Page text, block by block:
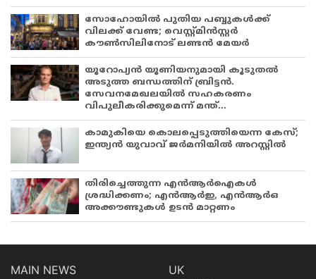
സോഹോയിൽ പുതിയ പബ്ബുകൾക്ക്
വിലക്ക് വേണ്ട; വെസ്റ്റ്മിൻസ്റ്റർ
കൗൺസിലിനോട് ലണ്ടൻ മേയർ
യൂറോപ്യൻ യൂണിയനുമായി കൂടുതൽ
അടുത്ത ബന്ധത്തിന് ബ്രിട്ടൻ.
സേവനമേഖലയിൽ സഹകരണം
വിപുലീകരിക്കുമെന്ന് മന്ത്...
കാമുകിയെ കൊലപ്പെടുത്തിയെന്ന കേസ്;
ഇന്ത്യൻ യുവാവ് ജർമനിയിൽ അറസ്റ്റിൽ
തിരിച്ചെത്തുന്ന എൻആർഐകൾ
ശ്രദ്ധിക്കണം; എൻആർഇ, എൻആർഒ
അക്കൗണ്ടുകൾ ഉടൻ മാറ്റണം
MAIN NEWS
UK